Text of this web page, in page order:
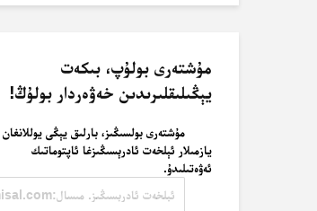
مۇشتەرى بولۇپ، بىكەت
يېڭىلىقلىرىدىن خەۋەردار بولۇڭ!
مۇشتەرى بولسىڭىز، بارلىق يېڭى يوللانغان
يازمىلار ئېلخەت ئادرېسىڭىزغا ئاپتوماتىك
ئەۋەتىلىدۇ.
ئادرېسىڭىز.